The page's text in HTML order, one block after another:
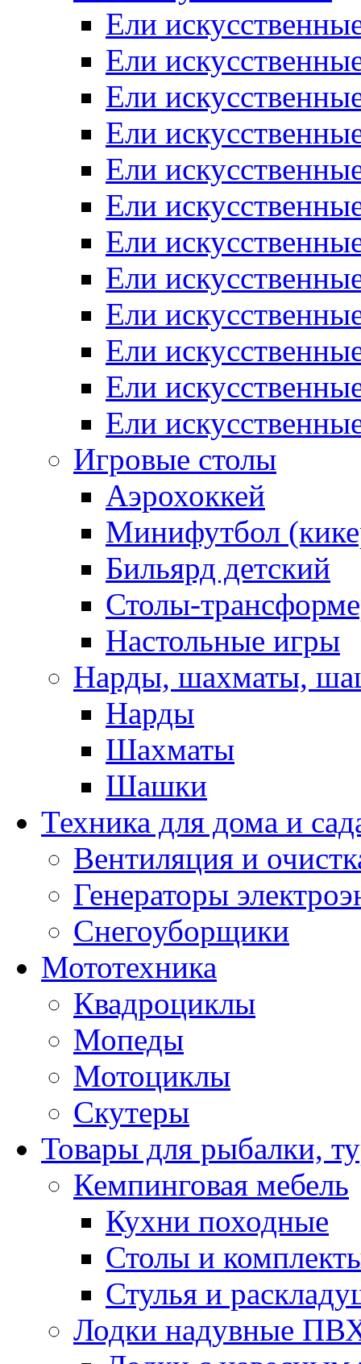
Ели
Ели
Ели
Ели
Ели
Ели
Ели
Ели
Ели
Ели
Ели
Ели
Игровые столы
Аэрохоккей
Минифутбол
Бильярд детский
Столы-
Настольные игры
Нарды, шахматы,
Нарды
Шахматы
Шашки
Техника для дома и
Вентиляция и
Генераторы
Снегоуборщики
Мототехника
Квадроциклы
Мопеды
Мотоциклы
Скутеры
Товары для рыбалки,
Кемпинговая мебель
Кухни походные
Столы и
Стулья и
Лодки надувные